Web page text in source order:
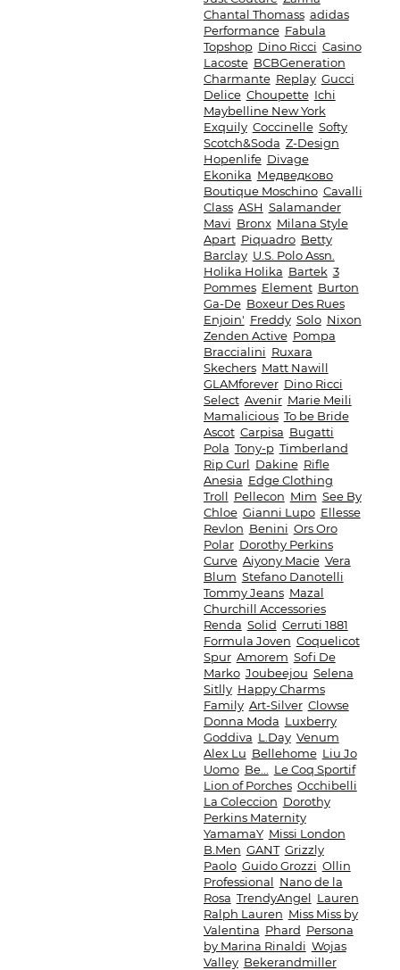
Chantal Thomass adidas
Performance Fabula
Topshop Dino Ricci Casino
Lacoste BCBGeneration
Charmante Replay Gucci
Delice Choupette Ichi
Maybelline New York
Exquily Coccinelle Softy
Scotch&Soda Z-Design
Hopenlife Divage
Ekonika Медведково
Boutique Moschino Cavalli
Class ASH Salamander
Mavi Bronx Milana Style
Apart Piquadro Betty
Barclay U.S. Polo Assn.
Holika Holika Bartek 3
Pommes Element Burton
Ga-De Boxeur Des Rues
Enjoin' Freddy Solo Nixon
Zenden Active Pompa
Braccialini Ruxara
Skechers Matt Nawill
GLAMforever Dino Ricci
Select Avenir Marie Meili
Mamalicious To be Bride
Ascot Carpisa Bugatti
Pola Tony-p Timberland
Rip Curl Dakine Rifle
Anesia Edge Clothing
Troll Pellecon Mim See By
Chloe Gianni Lupo Ellesse
Revlon Benini Ors Oro
Polar Dorothy Perkins
Curve Aiyony Macie Vera
Blum Stefano Danotelli
Tommy Jeans Mazal
Churchill Accessories
Renda Solid Cerruti 1881
Formula Joven Coquelicot
Spur Amorem Sofi De
Marko Joubeejou Selena
Sitlly Happy Charms
Family Art-Silver Clowse
Donna Moda Luxberry
Goddiva L.Day Venum
Alex Lu Bellehome Liu Jo
Uomo Be...
Le Coq Sportif
Lion of Porches Occhibelli
La Coleccion Dorothy
Perkins Maternity
YamamaY Missi London
B.Men GANT Grizzly
Paolo Guido Grozzi Ollin
Professional Nano de la
Rosa TrendyAngel Lauren
Ralph Lauren Miss Miss by
Valentina Phard Persona
by Marina Rinaldi Wojas
Valley Bekerandmiller